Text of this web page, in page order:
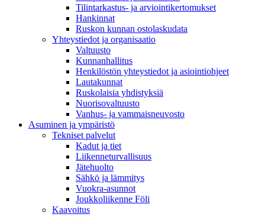
Tilintarkastus- ja arviointikertomukset
Hankinnat
Ruskon kunnan ostolaskudata
Yhteystiedot ja organisaatio
Valtuusto
Kunnanhallitus
Henkilöstön yhteystiedot ja asiointiohjeet
Lautakunnat
Ruskolaisia yhdistyksiä
Nuorisovaltuusto
Vanhus- ja vammaisneuvosto
Asuminen ja ympäristö
Tekniset palvelut
Kadut ja tiet
Liikenneturvallisuus
Jätehuolto
Sähkö ja lämmitys
Vuokra-asunnot
Joukkoliikenne Föli
Kaavoitus